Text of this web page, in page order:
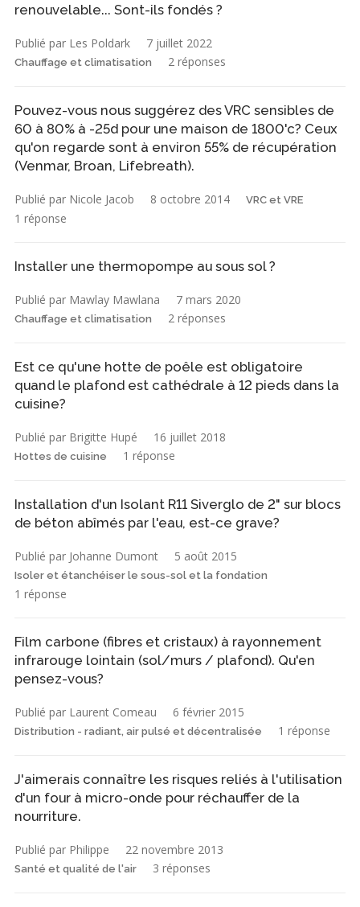
renouvelable... Sont-ils fondés ?
Publié par Les Poldark 7 juillet 2022
Chauffage et climatisation 2 réponses
Pouvez-vous nous suggérez des VRC sensibles de
60 à 80% à -25d pour une maison de 1800'c? Ceux
qu'on regarde sont à environ 55% de récupération
(Venmar, Broan, Lifebreath).
Publié par Nicole Jacob 8 octobre 2014 VRC et VRE
1 réponse
Installer une thermopompe au sous sol ?
Publié par Mawlay Mawlana 7 mars 2020
Chauffage et climatisation 2 réponses
Est ce qu'une hotte de poêle est obligatoire
quand le plafond est cathédrale à 12 pieds dans la
cuisine?
Publié par Brigitte Hupé 16 juillet 2018
Hottes de cuisine 1 réponse
Installation d'un Isolant R11 Siverglo de 2" sur blocs
de béton abîmés par l'eau, est-ce grave?
Publié par Johanne Dumont 5 août 2015
Isoler et étanchéiser le sous-sol et la fondation
1 réponse
Film carbone (fibres et cristaux) à rayonnement
infrarouge lointain (sol/murs / plafond). Qu'en
pensez-vous?
Publié par Laurent Comeau 6 février 2015
Distribution - radiant, air pulsé et décentralisée 1 réponse
J'aimerais connaître les risques reliés à l'utilisation
d'un four à micro-onde pour réchauffer de la
nourriture.
Publié par Philippe 22 novembre 2013
Santé et qualité de l'air 3 réponses